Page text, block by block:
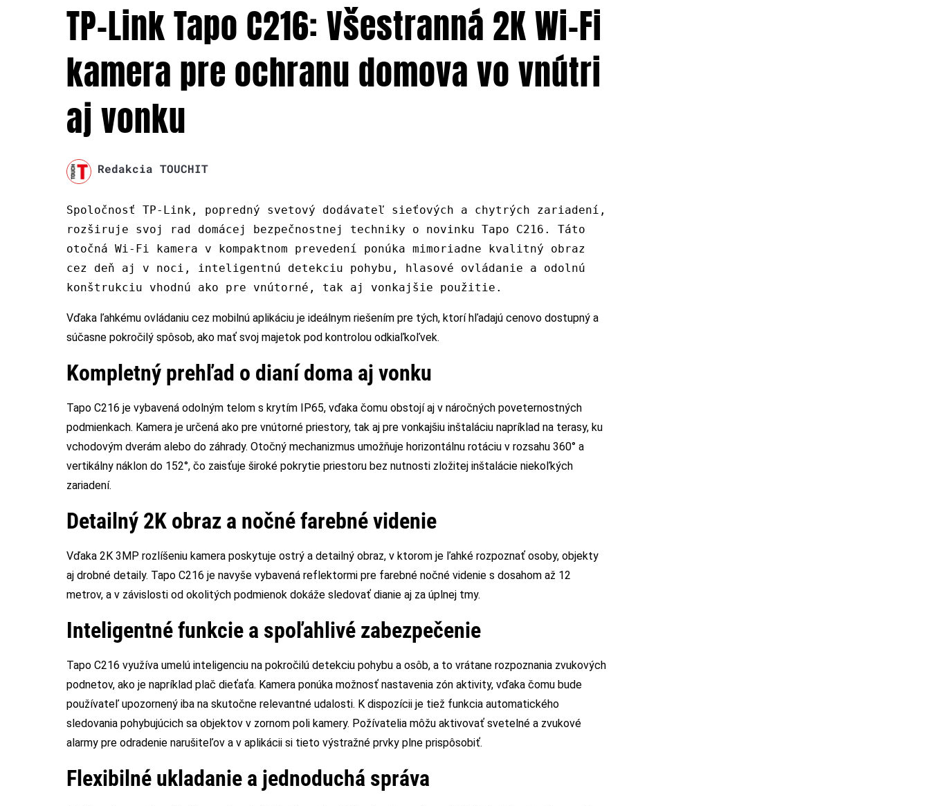
TP-Link Tapo C216: Všestranná 2K Wi-Fi
kamera pre ochranu domova vo vnútri
aj vonku
Redakcia TOUCHIT
Spoločnosť TP-Link, popredný svetový dodávateľ sieťových a chytrých zariadení,
rozširuje svoj rad domácej bezpečnostnej techniky o novinku Tapo C216. Táto
otočná Wi-Fi kamera v kompaktnom prevedení ponúka mimoriadne kvalitný obraz
cez deň aj v noci, inteligentnú detekciu pohybu, hlasové ovládanie a odolnú
konštrukciu vhodnú ako pre vnútorné, tak aj vonkajšie použitie.
Vďaka ľahkému ovládaniu cez mobilnú aplikáciu je ideálnym riešením pre tých, ktorí hľadajú cenovo dostupný a
súčasne pokročilý spôsob, ako mať svoj majetok pod kontrolou odkiaľkoľvek.
Kompletný prehľad o dianí doma aj vonku
Tapo C216 je vybavená odolným telom s krytím IP65, vďaka čomu obstojí aj v náročných poveternostných
podmienkach. Kamera je určená ako pre vnútorné priestory, tak aj pre vonkajšiu inštaláciu napríklad na terasy, ku
vchodovým dverám alebo do záhrady. Otočný mechanizmus umožňuje horizontálnu rotáciu v rozsahu 360° a
vertikálny náklon do 152°, čo zaisťuje široké pokrytie priestoru bez nutnosti zložitej inštalácie niekoľkých
zariadení.
Detailný 2K obraz a nočné farebné videnie
Vďaka 2K 3MP rozlíšeniu kamera poskytuje ostrý a detailný obraz, v ktorom je ľahké rozpoznať osoby, objekty
aj drobné detaily. Tapo C216 je navyše vybavená reflektormi pre farebné nočné videnie s dosahom až 12
metrov, a v závislosti od okolitých podmienok dokáže sledovať dianie aj za úplnej tmy.
Inteligentné funkcie a spoľahlivé zabezpečenie
Tapo C216 využíva umelú inteligenciu na pokročilú detekciu pohybu a osôb, a to vrátane rozpoznania zvukových
podnetov, ako je napríklad plač dieťaťa. Kamera ponúka možnosť nastavenia zón aktivity, vďaka čomu bude
používateľ upozornený iba na skutočne relevantné udalosti. K dispozícii je tiež funkcia automatického
sledovania pohybujúcich sa objektov v zornom poli kamery. Požívatelia môžu aktivovať svetelné a zvukové
alarmy pre odradenie narušiteľov a v aplikácii si tieto výstražné prvky plne prispôsobiť.
Flexibilné ukladanie a jednoduchá správa